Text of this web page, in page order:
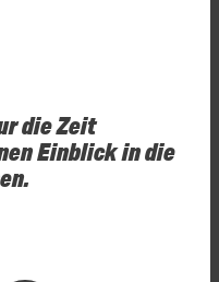
die Zeit
Einblick in die